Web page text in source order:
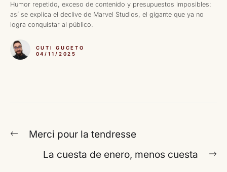
Humor repetido, exceso de contenido y presupuestos imposibles:
así se explica el declive de Marvel Studios, el gigante que ya no
logra conquistar al público.
CUTI GUCETO
04/11/2025
Navegación
entradas
Entrada
anterior:
Merci pour la tendresse
La cuesta de enero, menos cuesta